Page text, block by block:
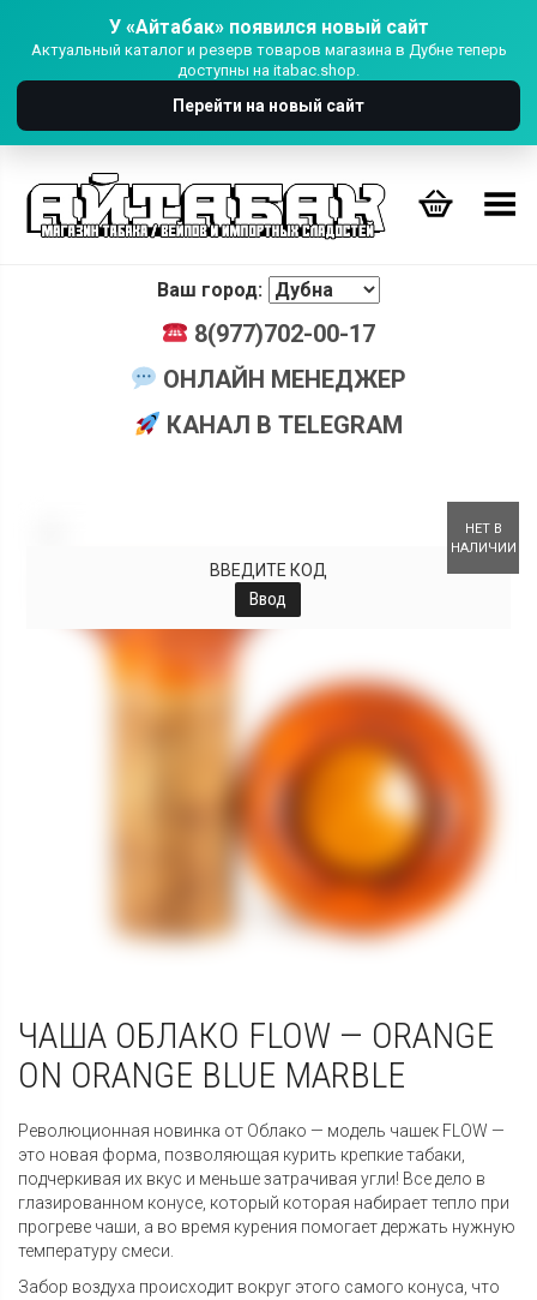
У «Айтабак» появился новый сайт
Актуальный каталог и резерв товаров магазина в Дубне теперь
доступны на itabac.shop.
Перейти на новый сайт
Переключить Меню
Ваш город:
8(977)702-00-17
ОНЛАЙН МЕНЕДЖЕР
КАНАЛ В TELEGRAM
НЕТ В
НАЛИЧИИ
ВВЕДИТЕ КОД
Ввод
ЧАША ОБЛАКО FLOW — ORANGE
ON ORANGE BLUE MARBLE
Революционная новинка от Облако — модель чашек FLOW —
это новая форма, позволяющая курить крепкие табаки,
подчеркивая их вкус и меньше затрачивая угли! Все дело в
глазированном конусе, который которая набирает тепло при
прогреве чаши, а во время курения помогает держать нужную
температуру смеси.
Забор воздуха происходит вокруг этого самого конуса, что